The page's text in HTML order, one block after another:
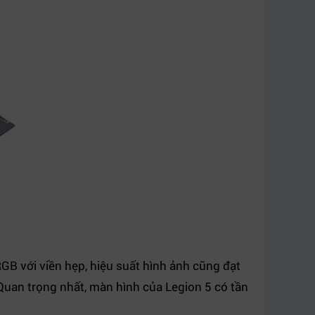
với viền hẹp, hiệu suất hình ảnh cũng đạt
trọng nhất, màn hình của Legion 5 có tần